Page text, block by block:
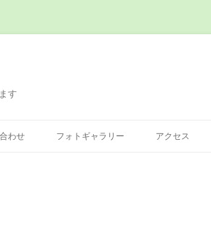
す
わせ フォトギャラリー アクセス